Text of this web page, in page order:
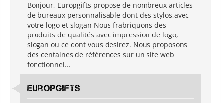
Bonjour, Europgifts propose de nombreux articles
de bureaux personnalisable dont des stylos,avec
votre logo et slogan Nous frabriquons des
produits de qualités avec impression de logo,
slogan ou ce dont vous desirez. Nous proposons
des centaines de références sur un site web
fonctionnel...
Europgifts